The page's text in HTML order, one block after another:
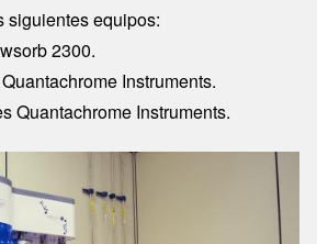
siguientes equipos:
2300.
Instruments.
Quantachrome Instruments.